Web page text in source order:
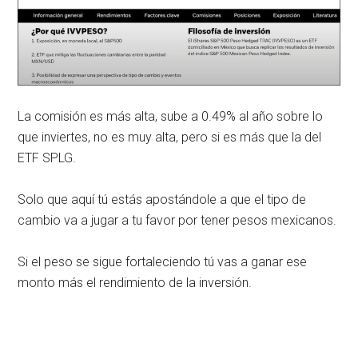
La comisión es más alta, sube a 0.49% al año sobre lo
que inviertes, no es muy alta, pero si es más que la del
ETF SPLG.
Solo que aquí tú estás apostándole a que el tipo de
cambio va a jugar a tu favor por tener pesos mexicanos.
Si el peso se sigue fortaleciendo tú vas a ganar ese
monto más el rendimiento de la inversión.